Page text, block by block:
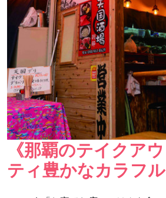
《那覇のテイクア
ティ豊かなカラフ